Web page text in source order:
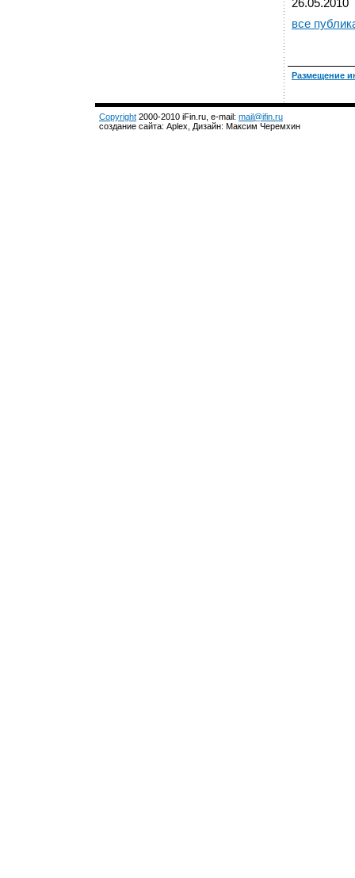
26.05.2010
все
Размещение
Copyright 2000-2010 iFin.ru, e-mail: mail@ifin.ru
создание сайта: Aplex, Дизайн: Максим Черемхин